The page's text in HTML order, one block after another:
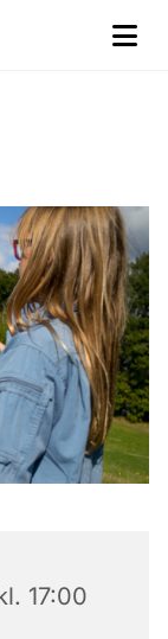
17:00